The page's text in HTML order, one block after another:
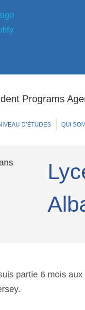
Programs
D’ÉTUDES QUI
partie 6 mois